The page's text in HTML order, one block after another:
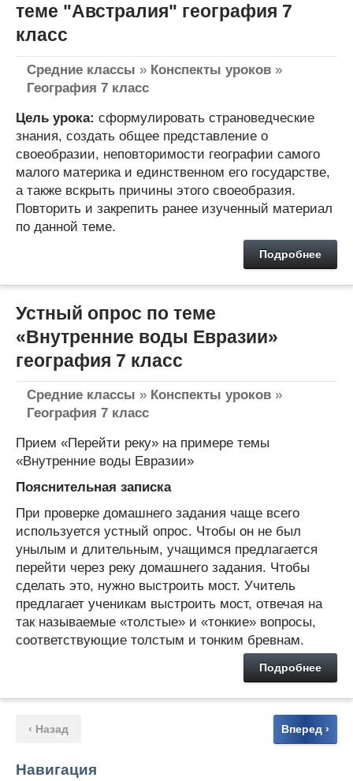
теме "Австралия" география 7
класс
Средние классы » Конспекты уроков »
География 7 класс
Цель урока: сформулировать страноведческие
знания, создать общее представление о
своеобразии, неповторимости географии самого
малого материка и единственном его государстве,
а также вскрыть причины этого своеобразия.
Повторить и закрепить ранее изученный материал
по данной теме.
Подробнее
Устный опрос по теме
«Внутренние воды Евразии»
география 7 класс
Средние классы » Конспекты уроков »
География 7 класс
Прием «Перейти реку» на примере темы
«Внутренние воды Евразии»
Пояснительная записка
При проверке домашнего задания чаще всего
используется устный опрос. Чтобы он не был
унылым и длительным, учащимся предлагается
перейти через реку домашнего задания. Чтобы
сделать это, нужно выстроить мост. Учитель
предлагает ученикам выстроить мост, отвечая на
так называемые «толстые» и «тонкие» вопросы,
соответствующие толстым и тонким бревнам.
Подробнее
Вперед ›
‹ Назад
Навигация